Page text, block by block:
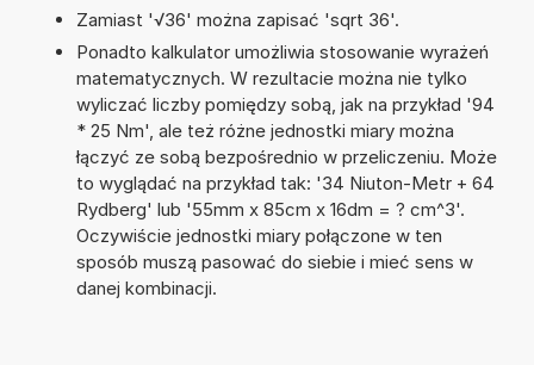
Zamiast '√36' można zapisać 'sqrt 36'.
Ponadto kalkulator umożliwia stosowanie wyrażeń
matematycznych. W rezultacie można nie tylko
wyliczać liczby pomiędzy sobą, jak na przykład '94
* 25 Nm', ale też różne jednostki miary można
łączyć ze sobą bezpośrednio w przeliczeniu. Może
to wyglądać na przykład tak: '34 Niuton-Metr + 64
Rydberg' lub '55mm x 85cm x 16dm = ? cm^3'.
Oczywiście jednostki miary połączone w ten
sposób muszą pasować do siebie i mieć sens w
danej kombinacji.